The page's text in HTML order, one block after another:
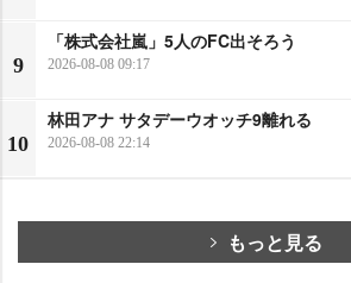
9
「株式会社嵐」5人のFC出そろう
2026-08-08 09:17
10
林田アナ サタデーウオッチ9離れる
2026-08-08 22:14
もっと見る